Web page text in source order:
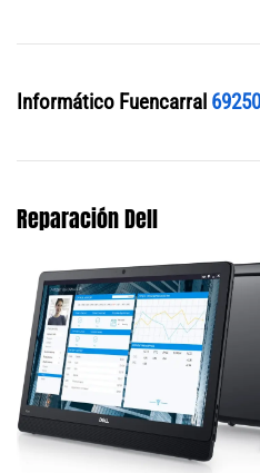
Informático Fuencarral
Reparación Dell